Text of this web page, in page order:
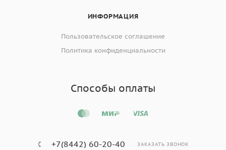
ИНФОРМАЦИЯ
Пользовательское соглашение
Политика конфиденциальности
Способы оплаты
+7(8442) 60-20-40 ЗАКАЗАТЬ ЗВОНОК